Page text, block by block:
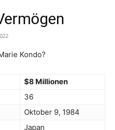
Kondo?
$8 Millionen
36
Oktober 9, 1984
Japan